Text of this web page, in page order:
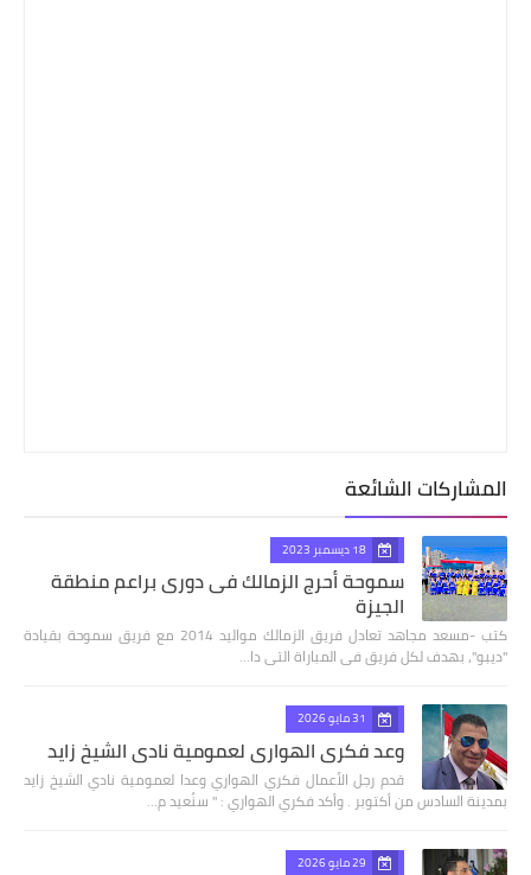
المشاركات الشائعة
18 ديسمبر 2023
سموحة أحرج الزمالك فى دورى براعم منطقة
الجيزة
كتب -مسعد مجاهد تعادل فريق الزمالك مواليد 2014 مع فريق سموحة بقيادة
"ديبو"، بهدف لكل فريق فى المباراة التى دا…
31 مايو 2026
وعد فكري الهواري لعمومية نادي الشيخ زايد
قدم رجل الأعمال فكري الهواري وعدا لعمومية نادي الشيخ زايد
بمدينة السادس من أكتوبر . وأكد فكري الهواري : " سنُعيد م…
29 مايو 2026